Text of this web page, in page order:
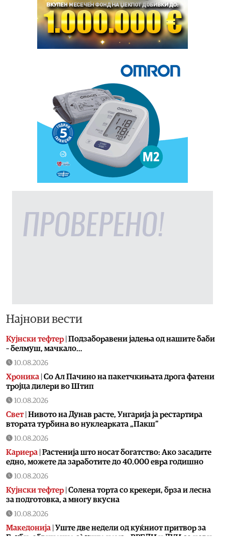
Најнови вести
Кујнски тефтер Подзаборавени јадења од нашите баби
– белмуш, мачкало…
10.08.2026
Хроника Со Ал Пачино на пакетчкињата дрога фатени
тројца дилери во Штип
10.08.2026
Свет| Нивото на Дунав расте, Унгарија ја рестартира
втората турбина во нуклеарката „Пакш“
10.08.2026
Кариера Растенија што носат богатство: Ако засадите
едно, можете да заработите до 40.000 евра годишно
10.08.2026
Кујнски тефтер Солена торта со крекери, брза и лесна
за подготовка, а многу вкусна
10.08.2026
Македонија Уште две недели од куќниот притвор за
Груби, обвинение сè уште нема – ВРЕДИ и ДУИ со нови